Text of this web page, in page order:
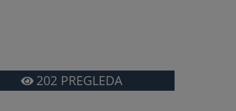
202PREGLEDA